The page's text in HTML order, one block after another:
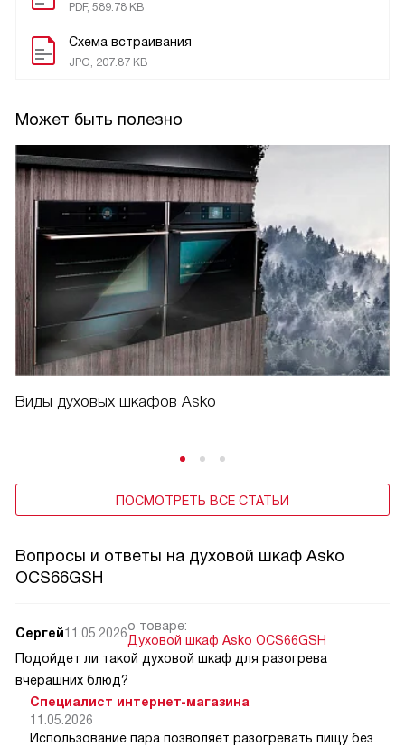
PDF, 589.78 KB
Схема встраивания
JPG, 207.87 KB
Может быть полезно
Виды духовых шкафов Asko
ПОСМОТРЕТЬ ВСЕ СТАТЬИ
Вопросы и ответы на духовой шкаф Asko
OCS66GSH
Сергей11.05.2026о товаре:
Духовой шкаф Asko OCS66GSH
Подойдет ли такой духовой шкаф для разогрева
вчерашних блюд?
Специалист интернет-магазина
11.05.2026
Использование пара позволяет разогревать пищу без